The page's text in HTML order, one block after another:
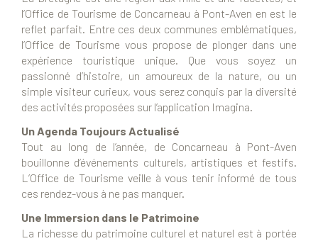
l’Office de Tourisme de Concarneau à Pont-Aven en est le
reflet parfait. Entre ces deux communes emblématiques,
l’Office de Tourisme vous propose de plonger dans une
expérience touristique unique. Que vous soyez un
passionné d’histoire, un amoureux de la nature, ou un
simple visiteur curieux, vous serez conquis par la diversité
des activités proposées sur l’application Imagina.
Un Agenda Toujours Actualisé
Tout au long de l’année, de Concarneau à Pont-Aven
bouillonne d’événements culturels, artistiques et festifs.
L’Office de Tourisme veille à vous tenir informé de tous
ces rendez-vous à ne pas manquer.
Une Immersion dans le Patrimoine
La richesse du patrimoine culturel et naturel est à portée